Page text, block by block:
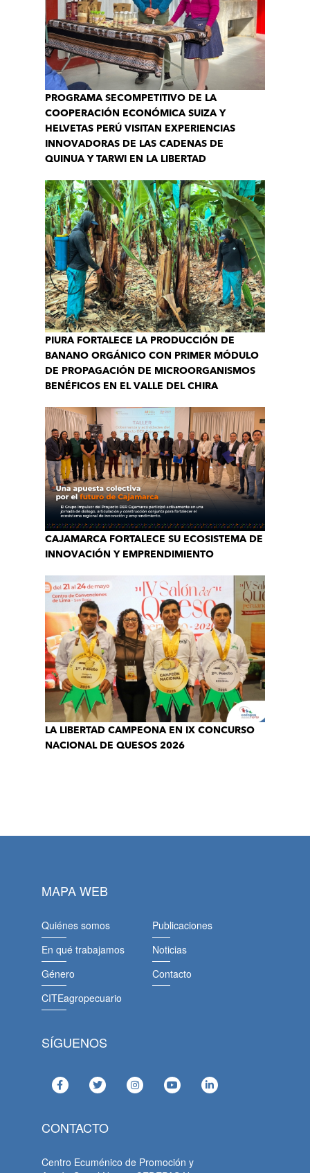
PROGRAMA SECOMPETITIVO DE LA
COOPERACIÓN ECONÓMICA SUIZA Y
HELVETAS PERÚ VISITAN EXPERIENCIAS
INNOVADORAS DE LAS CADENAS DE
QUINUA Y TARWI EN LA LIBERTAD
PIURA FORTALECE LA PRODUCCIÓN DE
BANANO ORGÁNICO CON PRIMER MÓDULO
DE PROPAGACIÓN DE MICROORGANISMOS
BENÉFICOS EN EL VALLE DEL CHIRA
CAJAMARCA FORTALECE SU ECOSISTEMA DE
INNOVACIÓN Y EMPRENDIMIENTO
LA LIBERTAD CAMPEONA EN IX CONCURSO
NACIONAL DE QUESOS 2026
MAPA WEB
Quiénes somos
En qué trabajamos
Género
CITEagropecuario
Publicaciones
Noticias
Contacto
SÍGUENOS
CONTACTO
Centro Ecuménico de Promoción y